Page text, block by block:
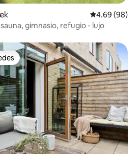
Calificación
4.69 (98)
sauna, gimnasio, refugio - lujo